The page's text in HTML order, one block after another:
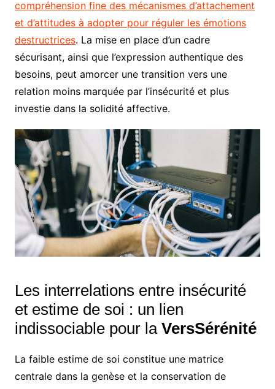
compréhension fine des mécanismes d’attachement
et d’attitudes à adopter pour réguler les émotions
destructrices. La mise en place d’un cadre
sécurisant, ainsi que l’expression authentique des
besoins, peut amorcer une transition vers une
relation moins marquée par l’insécurité et plus
investie dans la solidité affective.
Les interrelations entre insécurité
et estime de soi : un lien
indissociable pour la VersSérénité
La faible estime de soi constitue une matrice
centrale dans la genèse et la conservation de